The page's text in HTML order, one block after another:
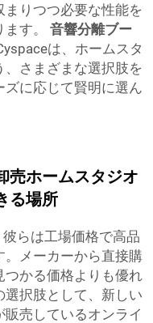
りつつ必要な性能を
す。 音響分離ブー
は、ホームスタ
さまざまな選択肢を
に応じて賢明に選ん
売ホームスタジオ
る場所
らは工場価格で高品
。メーカーから直接購
つかる価格よりも優れ
択肢として、新しい
売しているオンライ